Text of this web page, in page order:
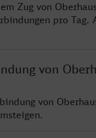
Zug von
pro Tag.
von
von